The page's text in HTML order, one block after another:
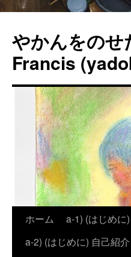
やかんをのせ
Francis
ホーム
a-1) (はじめに
a-2) (はじめに) 自己紹